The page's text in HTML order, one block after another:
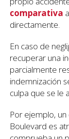
comparativa
directamente.
En caso de
recuperar una
parcialmente
indemnización
culpa que se le
Por ejemplo,
Boulevard es